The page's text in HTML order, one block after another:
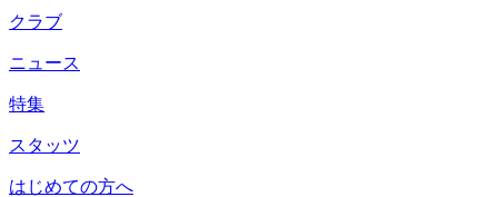
クラブ
ニュース
特集
スタッツ
はじめての方へ